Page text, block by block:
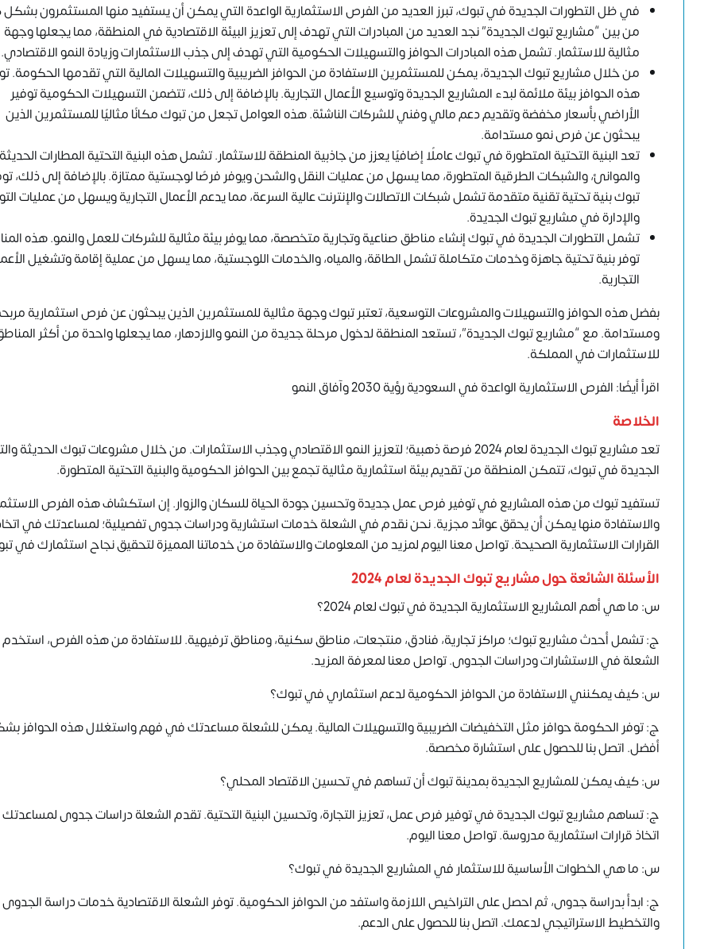
في ظل التطورات الجديدة في تبوك، تبرز العديد من الفرص الاستثمارية الواعدة التي يمكن أن يستفيد منها المستثمرون بشكل
من بين “مشاريع تبوك الجديدة” نجد العديد من المبادرات التي تهدف إلى تعزيز البيئة الاقتصادية في المنطقة، مما يجعلها وجهة
مثالية للاستثمار. تشمل هذه المبادرات الحوافز والتسهيلات الحكومية التي تهدف إلى جذب الاستثمارات وزيادة النمو الاقتصادي.
من خلال مشاريع تبوك الجديدة، يمكن للمستثمرين الاستفادة من الحوافز الضريبية والتسهيلات المالية التي تقدمها الحكومة.
هذه الحوافز بيئة ملائمة لبدء المشاريع الجديدة وتوسيع الأعمال التجارية. بالإضافة إلى ذلك، تتضمن التسهيلات الحكومية توفير
الأراضي بأسعار مخفضة وتقديم دعم مالي وفني للشركات الناشئة. هذه العوامل تجعل من تبوك مكانًا مثاليًا للمستثمرين الذين
يبحثون عن فرص نمو مستدامة.
تعد البنية التحتية المتطورة في تبوك عاملًا إضافيًا يعزز من جاذبية المنطقة للاستثمار. تشمل هذه البنية التحتية المطارات
والموانئ، والشبكات الطرقية المتطورة، مما يسهل من عمليات النقل والشحن ويوفر فرصًا لوجستية ممتازة. بالإضافة إلى ذلك،
تبوك بنية تحتية تقنية متقدمة تشمل شبكات الاتصالات والإنترنت عالية السرعة، مما يدعم الأعمال التجارية ويسهل من عمليات
والإدارة في مشاريع تبوك الجديدة.
تشمل التطورات الجديدة في تبوك إنشاء مناطق صناعية وتجارية متخصصة، مما يوفر بيئة مثالية للشركات للعمل والنمو. هذه
توفر بنية تحتية جاهزة وخدمات متكاملة تشمل الطاقة، والمياه، والخدمات اللوجستية، مما يسهل من عملية إقامة وتشغيل
التجارية.
بفضل هذه الحوافز والتسهيلات والمشروعات التوسعية، تعتبر تبوك وجهة مثالية للمستثمرين الذين يبحثون عن فرص استثمارية
ومستدامة. مع “مشاريع تبوك الجديدة”، تستعد المنطقة لدخول مرحلة جديدة من النمو والازدهار، مما يجعلها واحدة من أكثر
للاستثمارات في المملكة.
اقرأ أيضًا: الفرص الاستثمارية الواعدة في السعودية رؤية 2030 وآفاق النمو
الخلاصة
تعد مشاريع تبوك الجديدة لعام 2024 فرصة ذهبية؛ لتعزيز النمو الاقتصادي وجذب الاستثمارات. من خلال مشروعات تبوك الحديثة
الجديدة في تبوك، تتمكن المنطقة من تقديم بيئة استثمارية مثالية تجمع بين الحوافز الحكومية والبنية التحتية المتطورة.
تستفيد تبوك من هذه المشاريع في توفير فرص عمل جديدة وتحسين جودة الحياة للسكان والزوار. إن استكشاف هذه الفرص
والاستفادة منها يمكن أن يحقق عوائد مجزية. نحن نقدم في الشعلة خدمات استشارية ودراسات جدوى تفصيلية؛ لمساعدتك في
القرارات الاستثمارية الصحيحة.تواصل معنا اليوملمزيد من المعلومات والاستفادة من خدماتنا المميزة لتحقيق نجاح استثمارك في
الأسئلة الشائعة حول مشاريع تبوك الجديدة لعام 2024
س: ما هي أهم المشاريع الاستثمارية الجديدة في تبوك لعام 2024؟
ج: تشمل أحدث مشاريع تبوك؛ مراكز تجارية، فنادق، منتجعات، مناطق سكنية، ومناطق ترفيهية. للاستفادة من هذه الفرص،
الشعلة في الاستشارات ودراسات الجدوى. تواصل معنا لمعرفة المزيد.
س: كيف يمكنني الاستفادة من الحوافز الحكومية لدعم استثماري في تبوك؟
ج: توفر الحكومة حوافز مثل التخفيضات الضريبية والتسهيلات المالية. يمكن للشعلة مساعدتك في فهم واستغلال هذه الحوافز
أفضل. اتصل بنا للحصول على استشارة مخصصة.
س: كيف يمكن للمشاريع الجديدة بمدينة تبوك أن تساهم في تحسين الاقتصاد المحلي؟
ج: تساهم مشاريع تبوك الجديدة في توفير فرص عمل، تعزيز التجارة، وتحسين البنية التحتية. تقدم الشعلة دراسات جدوى
اتخاذ قرارات استثمارية مدروسة. تواصل معنا اليوم.
س: ما هي الخطوات الأساسية للاستثمار في المشاريع الجديدة في تبوك؟
ج: ابدأ بدراسة جدوى، ثم احصل على التراخيص اللازمة واستفد من الحوافز الحكومية. توفر الشعلة الاقتصادية خدمات دراسة الجدوى
والتخطيط الاستراتيجي لدعمك. اتصل بنا للحصول على الدعم.